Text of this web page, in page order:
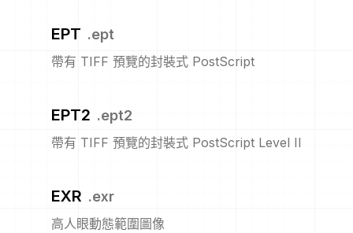
EPT .ept
帶有 TIFF 預覽的封裝式 PostScript
EPT2 .ept2
帶有 TIFF 預覽的封裝式 PostScript Level II
EXR .exr
高人眼動態範圍圖像